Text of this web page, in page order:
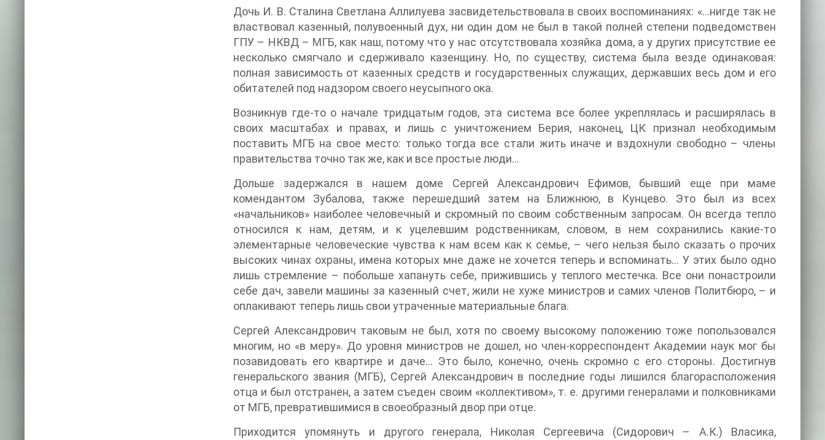
Дочь И. В. Сталина Светлана Аллилуева засвидетельствовала в своих воспоминаниях: «…нигде так не
властвовал казенный, полувоенный дух, ни один дом не был в такой полней степени подведомствен
ГПУ – НКВД – МГБ, как наш, потому что у нас отсутствовала хозяйка дома, а у других присутствие ее
несколько смягчало и сдерживало казенщину. Но, по существу, система была везде одинаковая:
полная зависимость от казенных средств и государственных служащих, державших весь дом и его
обитателей под надзором своего неусыпного ока.
Возникнув где-то о начале тридцатым годов, эта система все более укреплялась и расширялась в
своих масштабах и правах, и лишь с уничтожением Берия, наконец, ЦК признал необходимым
поставить МГБ на свое место: только тогда все стали жить иначе и вздохнули свободно – члены
правительства точно так же, как и все простые люди…
Дольше задержался в нашем доме Сергей Александрович Ефимов, бывший еще при маме
комендантом Зубалова, также перешедший затем на Ближнюю, в Кунцево. Это был из всех
«начальников» наиболее человечный и скромный по своим собственным запросам. Он всегда тепло
относился к нам, детям, и к уцелевшим родственникам, словом, в нем сохранились какие-то
элементарные человеческие чувства к нам всем как к семье, – чего нельзя было сказать о прочих
высоких чинах охраны, имена которых мне даже не хочется теперь и вспоминать… У этих было одно
лишь стремление – побольше хапануть себе, прижившись у теплого местечка. Все они понастроили
себе дач, завели машины за казенный счет, жили не хуже министров и самих членов Политбюро, – и
оплакивают теперь лишь свои утраченные материальные блага.
Сергей Александрович таковым не был, хотя по своему высокому положению тоже попользовался
многим, но «в меру». До уровня министров не дошел, но член-корреспондент Академии наук мог бы
позавидовать его квартире и даче… Это было, конечно, очень скромно с его стороны. Достигнув
генеральского звания (МГБ), Сергей Александрович в последние годы лишился благорасположения
отца и был отстранен, а затем съеден своим «коллективом», т. е. другими генералами и полковниками
от МГБ, превратившимися в своеобразный двор при отце.
Приходится упомянуть и другого генерала, Николая Сергеевича (Сидорович – А.К.) Власика,